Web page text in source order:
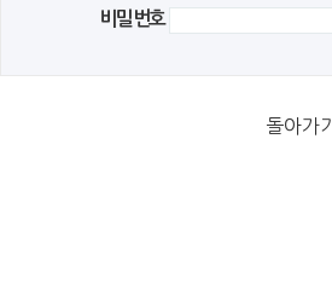
비밀번호
돌아가기